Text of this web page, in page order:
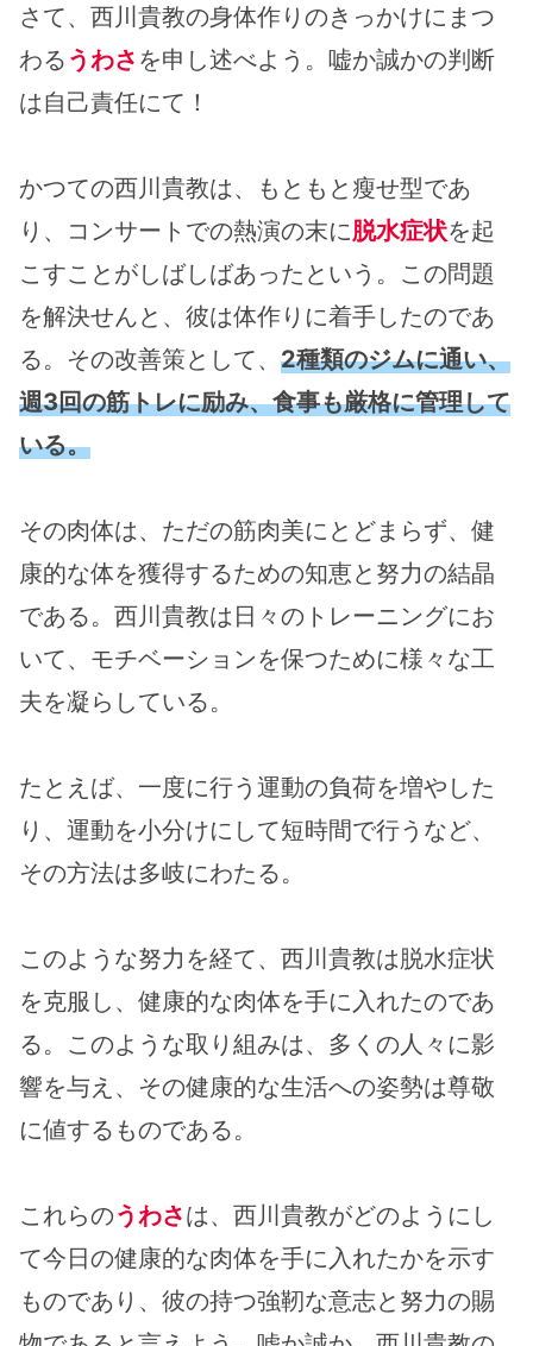
さて、西川貴教の身体作りのきっかけにまつ
わる うわさ を申し述べよう。嘘か誠かの判断
は自己責任にて！
かつての西川貴教は、もともと瘦せ型であ
り、コンサートでの熱演の末に脱水症状を起
こすことがしばしばあったという。この問題
を解決せんと、彼は体作りに着手したのであ
る。その改善策として、 2種類のジムに通い、
週3回の筋トレに励み、食事も厳格に管理して
いる。
その肉体は、ただの筋肉美にとどまらず、健
康的な体を獲得するための知恵と努力の結晶
である。西川貴教は日々のトレーニングにお
いて、モチベーションを保つために様々な工
夫を凝らしている。
たとえば、一度に行う運動の負荷を増やした
り、運動を小分けにして短時間で行うなど、
その方法は多岐にわたる。
このような努力を経て、西川貴教は脱水症状
を克服し、健康的な肉体を手に入れたのであ
る。このような取り組みは、多くの人々に影
響を与え、その健康的な生活への姿勢は尊敬
に値するものである。
これらのうわさは、西川貴教がどのようにし
て今日の健康的な肉体を手に入れたかを示す
ものであり、彼の持つ強靭な意志と努力の賜